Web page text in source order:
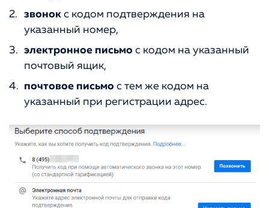
звонок с кодом подтверждения на
указанный номер,
электронное письмо с кодом на указанный
почтовый ящик,
почтовое письмо с тем же кодом на
указанный при регистрации адрес.